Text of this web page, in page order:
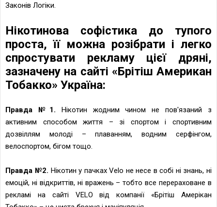
Законів Логіки.
Нікотинова софістика до тупого
проста, її можна розібрати і легко
спростувати рекламу цієї дряні,
зазначену на сайті «Брітіш Американ
Тобакко» Україна:
Правда №1. Нікотин жодним чином не пов'язаний з
активним способом життя – зі спортом і спортивним
дозвіллям молоді – плаванням, водним серфінгом,
велоспортом, бігом тощо.
Правда №2. Нікотин у пачках Velo не несе в собі ні знань, ні
емоцій, ні відкриттів, ні вражень – тобто все перераховане в
рекламі на сайті VELO від компанії «Брітіш Амерікан